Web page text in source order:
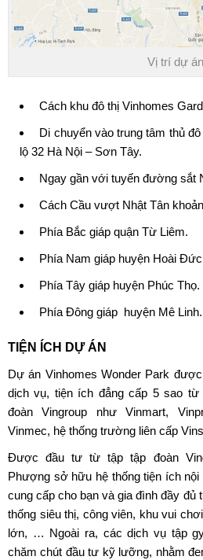
Vị trí dự án
Cách khu đô thị Vinhomes
Di chuyển vào trung tâm thủ
lộ 32 Hà Nội – Sơn Tây.
Ngay gần với tuyến đường sắt
Cách Cầu vượt Nhật Tân
Phía Bắc giáp quận Từ Liêm.
Phía Nam giáp huyện Hoài
Phía Tây giáp huyện Phúc Thọ.
Phía Đông giáp huyện Mê Linh.
TIỆN ÍCH DỰ ÁN
Dự án Vinhomes Wonder Park
dịch vụ, tiện ích đẳng cấp 5 sao
đoàn Vingroup như Vinmart,
Vinmec, hệ thống trường liên cấp
Được đầu tư từ tập tập đoàn
Phượng sở hữu hệ thống tiện ích
cung cấp cho bạn và gia đình đầy
thống siêu thị, công viên, khu vui
lớn, … Ngoài ra, các dịch vụ tập
chăm chút đầu tư kỹ lưỡng, nhằm